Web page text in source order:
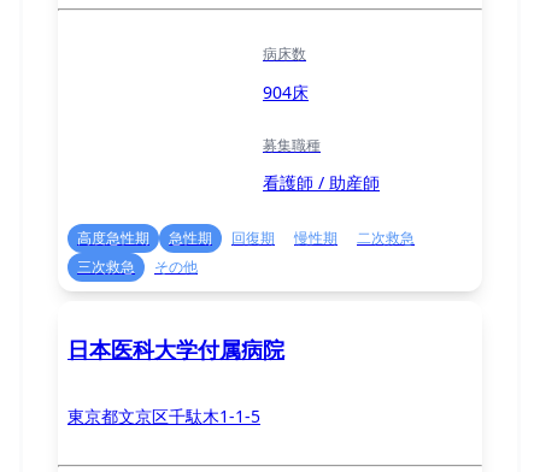
病床数
904床
募集職種
看護師 / 助産師
高度急性期 急性期 回復期 慢性期
二次救急
三次救急
その他
日本医科大学付属病院
東京都文京区千駄木1-1-5